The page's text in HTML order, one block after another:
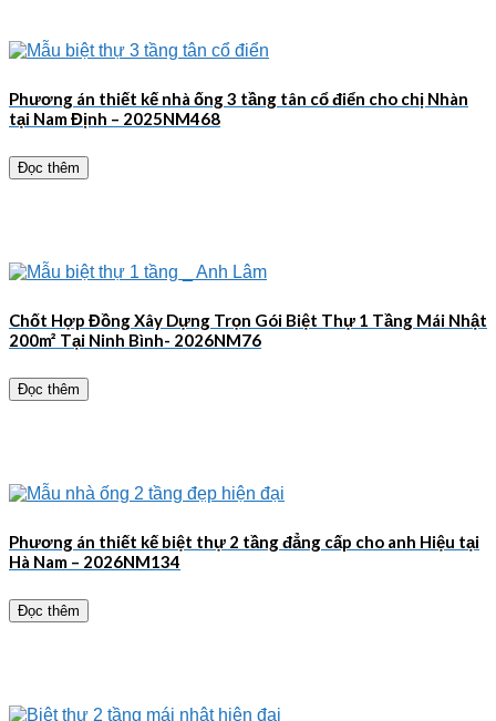
Phương án thiết kế nhà ống 3 tầng tân cổ điển cho chị Nhàn
tại Nam Định – 2025NM468
Đọc thêm
Chốt Hợp Đồng Xây Dựng Trọn Gói Biệt Thự 1 Tầng Mái Nhật
200m² Tại Ninh Bình- 2026NM76
Đọc thêm
Phương án thiết kế biệt thự 2 tầng đẳng cấp cho anh Hiệu tại
Hà Nam – 2026NM134
Đọc thêm